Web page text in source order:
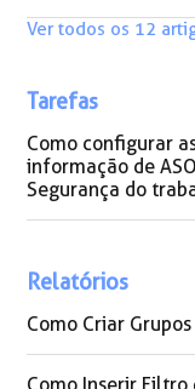
Ver todos os 12
Tarefas
Como configurar
informação de
Segurança do
Relatórios
Como Criar